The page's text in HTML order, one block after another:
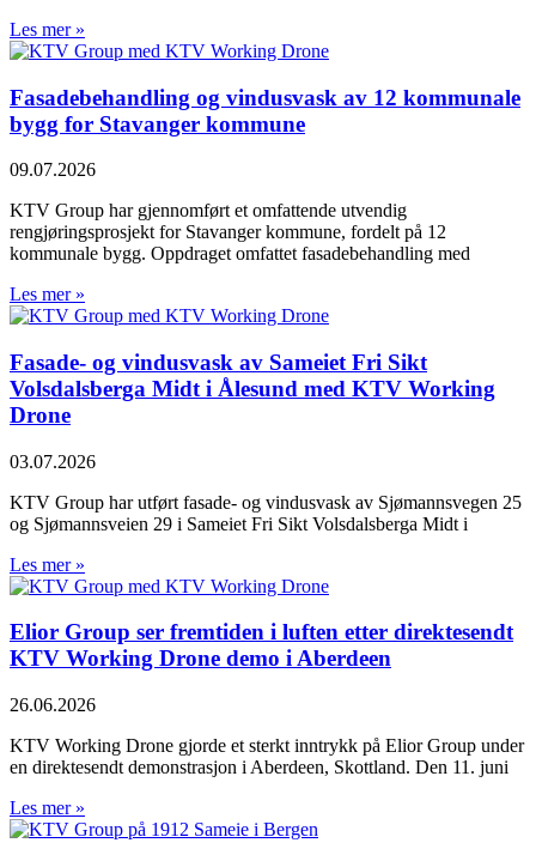
Les mer »
Fasadebehandling og vindusvask av 12 kommunale
bygg for Stavanger kommune
09.07.2026
KTV Group har gjennomført et omfattende utvendig
rengjøringsprosjekt for Stavanger kommune, fordelt på 12
kommunale bygg. Oppdraget omfattet fasadebehandling med
Les mer »
Fasade- og vindusvask av Sameiet Fri Sikt
Volsdalsberga Midt i Ålesund med KTV Working
Drone
03.07.2026
KTV Group har utført fasade- og vindusvask av Sjømannsvegen 25
og Sjømannsveien 29 i Sameiet Fri Sikt Volsdalsberga Midt i
Les mer »
Elior Group ser fremtiden i luften etter direktesendt
KTV Working Drone demo i Aberdeen
26.06.2026
KTV Working Drone gjorde et sterkt inntrykk på Elior Group under
en direktesendt demonstrasjon i Aberdeen, Skottland. Den 11. juni
Les mer »